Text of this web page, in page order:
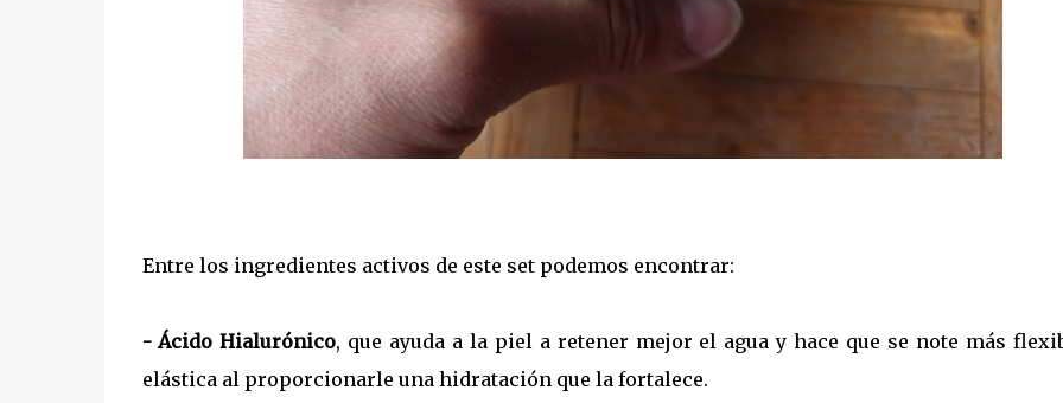
Entre los ingredientes activos de este set podemos encontrar:
- Ácido Hialurónico, que ayuda a la piel a retener mejor el agua y hace que se note más
elástica al proporcionarle una hidratación que la fortalece.